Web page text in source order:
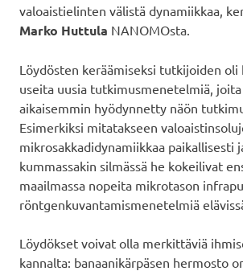
valoaistielinten välistä dynamiikkaa,
Marko Huttula NANOMOsta.
Löydösten keräämiseksi tutkijoiden
useita uusia tutkimusmenetelmiä, joita
aikaisemmin hyödynnetty näön
Esimerkiksi mitatakseen
mikrosakkadidynamiikkaa paikallisesti
kummassakin silmässä he kokeilivat
maailmassa nopeita mikrotason
röntgenkuvantamismenetelmiä
Löydökset voivat olla merkittäviä
kannalta: banaanikärpäsen hermosto